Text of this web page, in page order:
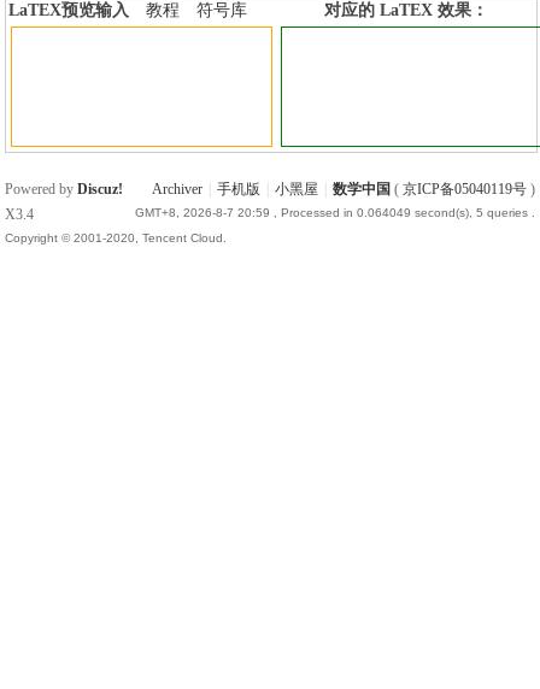
LaTEX预览输入 教程
符号库
对应的 LaTEX 效果：
Archiver 手机版 小黑屋 数学中国 ( 京ICP备05040119号)
GMT+8, 2026-8-7 20:59 , Processed in 0.064049 second(s), 5 queries .
Powered byDiscuz!
X3.4
Copyright © 2001-2020, Tencent Cloud.